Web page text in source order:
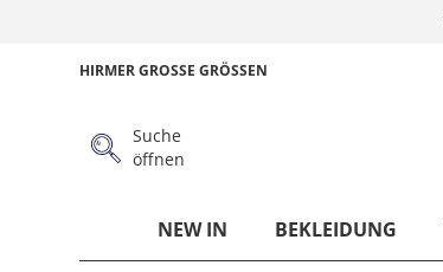
HIRMER GROSSE GRÖSSEN
Suche
öffnen
NEW IN BEKLEIDUNG